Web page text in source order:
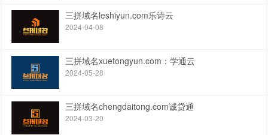
三拼域名leshiyun.com乐诗云
2024-04-08
三拼域名xuetongyun.com：学通云
2024-05-28
三拼域名chengdaitong.com诚贷通
2024-03-20